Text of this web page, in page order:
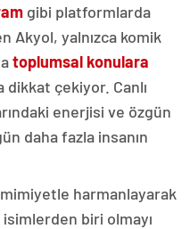
gibi platformlarda
Akyol, yalnızca komik
toplumsal konulara
dikkat çekiyor. Canlı
enerjisi ve özgün
daha fazla insanın
harmanlayarak
biri olmayı